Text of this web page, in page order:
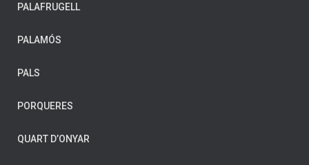
CELRÀ
CORNELLÀ DE TERRI
CRUÏLLES
FIGUERES
FORNELLS DE LA SELVA
PALAFRUGELL
PALAMÓS
PALS
PORQUERES
QUART D’ONYAR